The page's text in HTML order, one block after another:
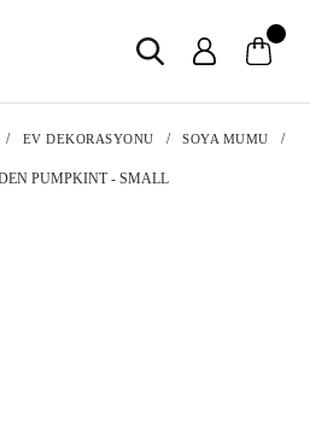
EV DEKORASYONU SOYA MUMU